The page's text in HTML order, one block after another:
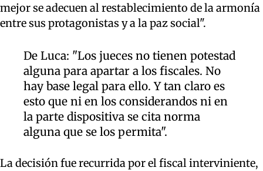
mejor se adecuen al restablecimiento de la armonía
entre sus protagonistas y a la paz social".
De Luca: "Los jueces no tienen potestad
alguna para apartar a los fiscales. No
hay base legal para ello. Y tan claro es
esto que ni en los considerandos ni en
la parte dispositiva se cita norma
alguna que se los permita".
La decisión fue recurrida por el fiscal interviniente,